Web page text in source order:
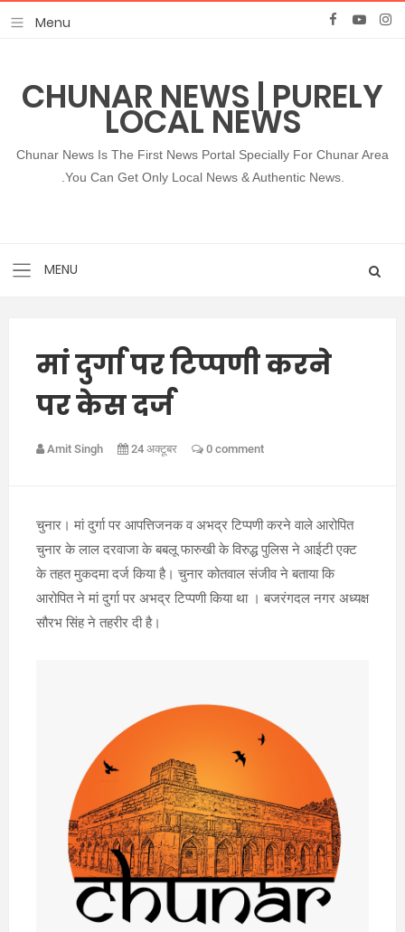
CHUNAR NEWS | PURELY
LOCAL NEWS
Chunar News Is The First News Portal Specially For Chunar Area
.You Can Get Only Local News & Authentic News.
मां दुर्गा पर टिप्पणी करने
पर केस दर्ज
Amit Singh 24 अक्टूबर 0 comment
चुनार। मां दुर्गा पर आपत्तिजनक व अभद्र टिप्पणी करने वाले आरोपित
चुनार के लाल दरवाजा के बबलू फारुखी के विरुद्ध पुलिस ने आईटी एक्ट
के तहत मुकदमा दर्ज किया है। चुनार कोतवाल संजीव ने बताया कि
आरोपित ने मां दुर्गा पर अभद्र टिप्पणी किया था । बजरंगदल नगर अध्यक्ष
सौरभ सिंह ने तहरीर दी है।